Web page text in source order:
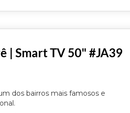
| Smart TV 50" #JA39
dos bairros mais famosos e